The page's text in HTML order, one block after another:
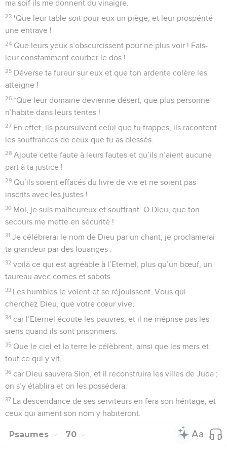
ma soif ils me donnent du vinaigre.
23 *Que leur table soit pour eux un piège, et leur prospérité
une entrave !
24 Que leurs yeux s’obscurcissent pour ne plus voir ! Fais-
leur constamment courber le dos !
25 Déverse ta fureur sur eux et que ton ardente colère les
atteigne !
26 *Que leur domaine devienne désert, que plus personne
n’habite dans leurs tentes !
27 En effet, ils poursuivent celui que tu frappes, ils racontent
les souffrances de ceux que tu as blessés.
28 Ajoute cette faute à leurs fautes et qu’ils n’aient aucune
part à ta justice !
29 Qu’ils soient effacés du livre de vie et ne soient pas
inscrits avec les justes !
30 Moi, je suis malheureux et souffrant. O Dieu, que ton
secours me mette en sécurité !
31 Je célébrerai le nom de Dieu par un chant, je proclamerai
ta grandeur par des louanges :
32 voilà ce qui est agréable à l’Eternel, plus qu’un bœuf, un
taureau avec cornes et sabots.
33 Les humbles le voient et se réjouissent. Vous qui
cherchez Dieu, que votre cœur vive,
34 car l’Eternel écoute les pauvres, et il ne méprise pas les
siens quand ils sont prisonniers.
35 Que le ciel et la terre le célèbrent, ainsi que les mers et
tout ce qui y vit,
36 car Dieu sauvera Sion, et il reconstruira les villes de Juda ;
on s’y établira et on les possédera.
37 La descendance de ses serviteurs en fera son héritage, et
ceux qui aiment son nom y habiteront.
Psaumes 70